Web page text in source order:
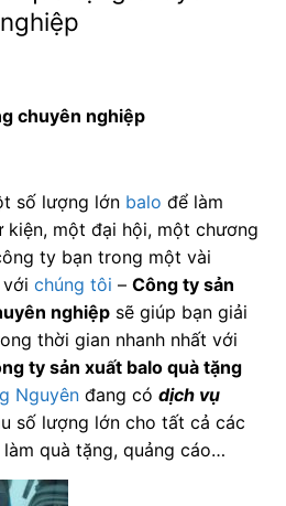
nghiệp
chuyên nghiệp
số lượng lớn balo để làm
kiện, một đại hội, một chương
ty bạn trong một vài
chúng tôi – Công ty sản
nghiệpsẽ giúp bạn giải
thời gian nhanh nhất với
ty sản xuất balo quà tặng
Nguyênđang có dịch vụ
số lượng lớn cho tất cả các
quà tặng, quảng cáo…